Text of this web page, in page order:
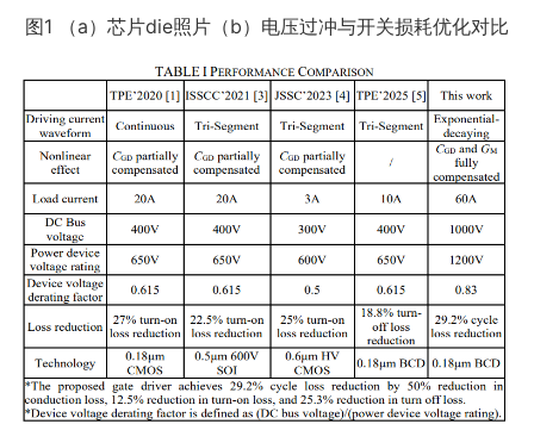
图1 （a）芯片die照片（b）电压过冲与开关损耗优化对比